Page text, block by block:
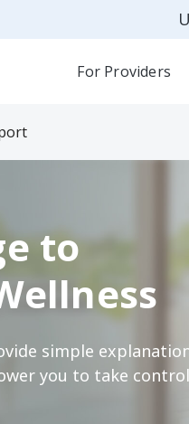
For Providers
to
simple
you to take